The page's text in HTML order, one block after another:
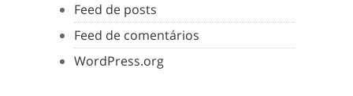
Feed de posts
Feed de comentários
WordPress.org